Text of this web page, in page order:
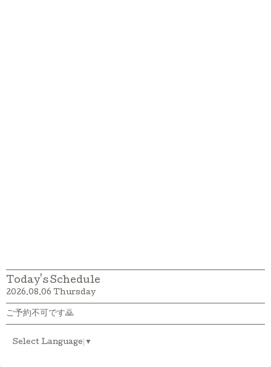
Today's Schedule
2026.08.06 Thursday
ご予約不可です🙇
Select Language ▼